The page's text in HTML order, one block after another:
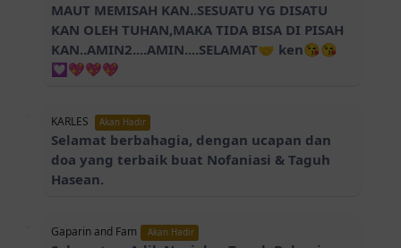
MAUT MEMISAH KAN..SESUATU YG DISATU
KAN OLEH TUHAN,MAKA TIDA BISA DI PISAH
KAN..AMIN2....AMIN....SELAMAT🤝 ken😘😘
💟💖💖💖
KARLES Akan Hadir
Selamat berbahagia, dengan ucapan dan
doa yang terbaik buat Nofaniasi & Taguh
Hasean.
Gaparin and Fam Akan Hadir